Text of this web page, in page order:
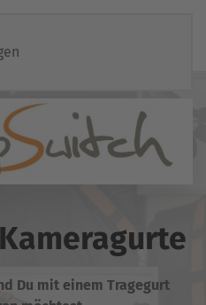
Du mit einem Tragegurt